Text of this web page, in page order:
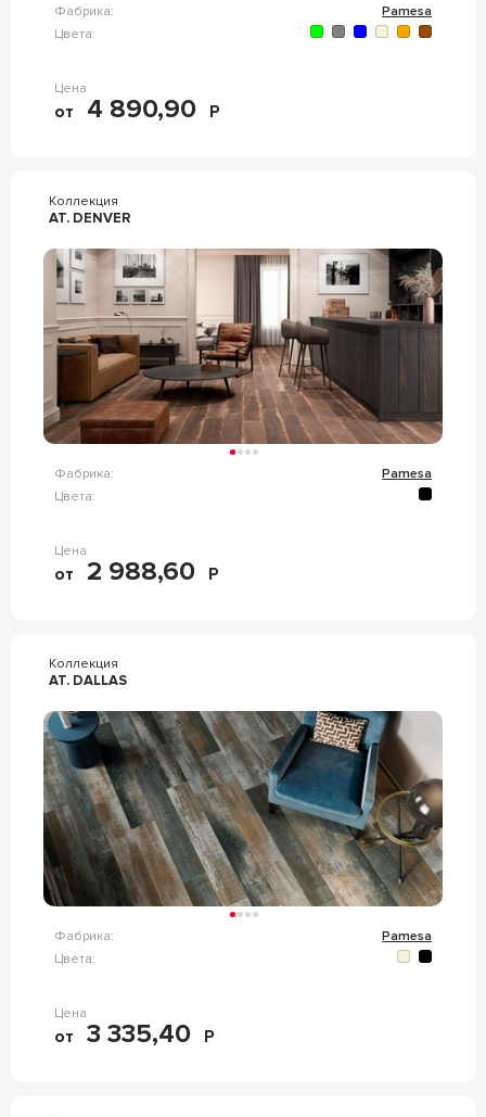
Фабрика:
Pamesa
Цвета:
Цена
от 4 890,90 Р
Коллекция
AT. DENVER
Фабрика:
Pamesa
Цвета:
Цена
от 2 988,60 Р
Коллекция
AT. DALLAS
Фабрика:
Pamesa
Цвета:
Цена
от 3 335,40 Р